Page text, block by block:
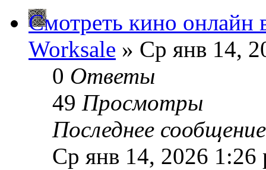
Смотреть кино онлайн
Worksale » Ср янв 14,
0 Ответы
49 Просмотры
Последнее
Ср янв 14, 2026 1:26